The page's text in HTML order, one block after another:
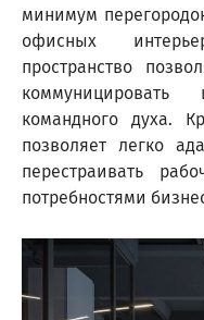
минимум
офисных
пространство
командного духа.
позволяет легко
перестраивать
потребностями